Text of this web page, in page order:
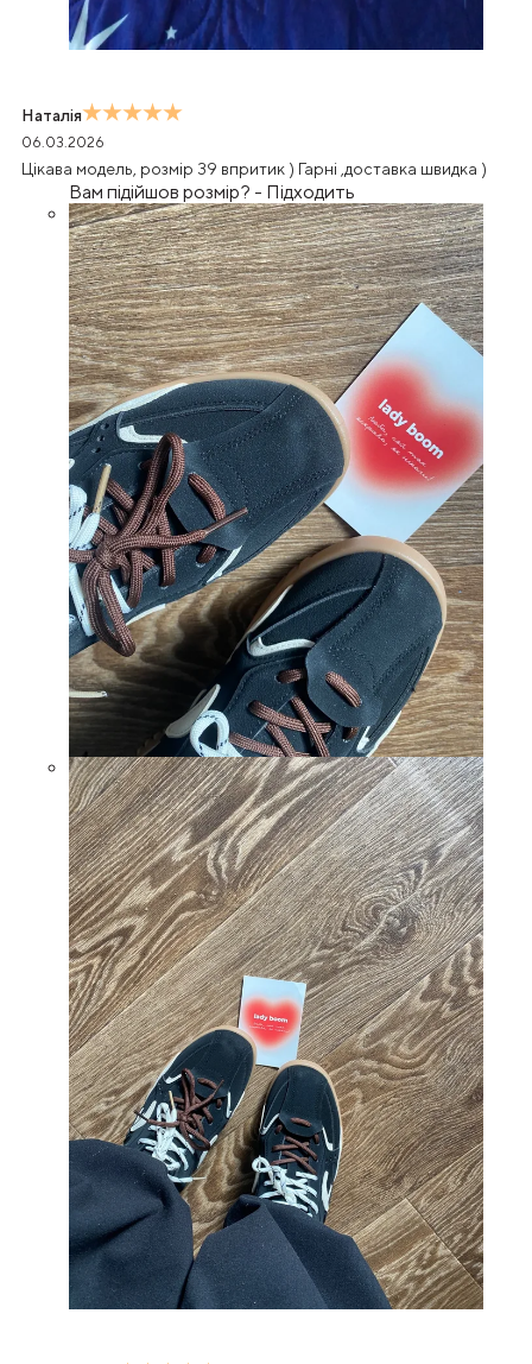
Наталія
06.03.2026
Цікава модель, розмір 39 впритик ) Гарні ,доставка швидка )
Вам підійшов розмір? - Підходить